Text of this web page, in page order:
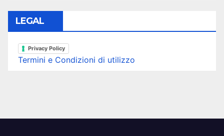
LEGAL
Privacy Policy
Termini e Condizioni di utilizzo